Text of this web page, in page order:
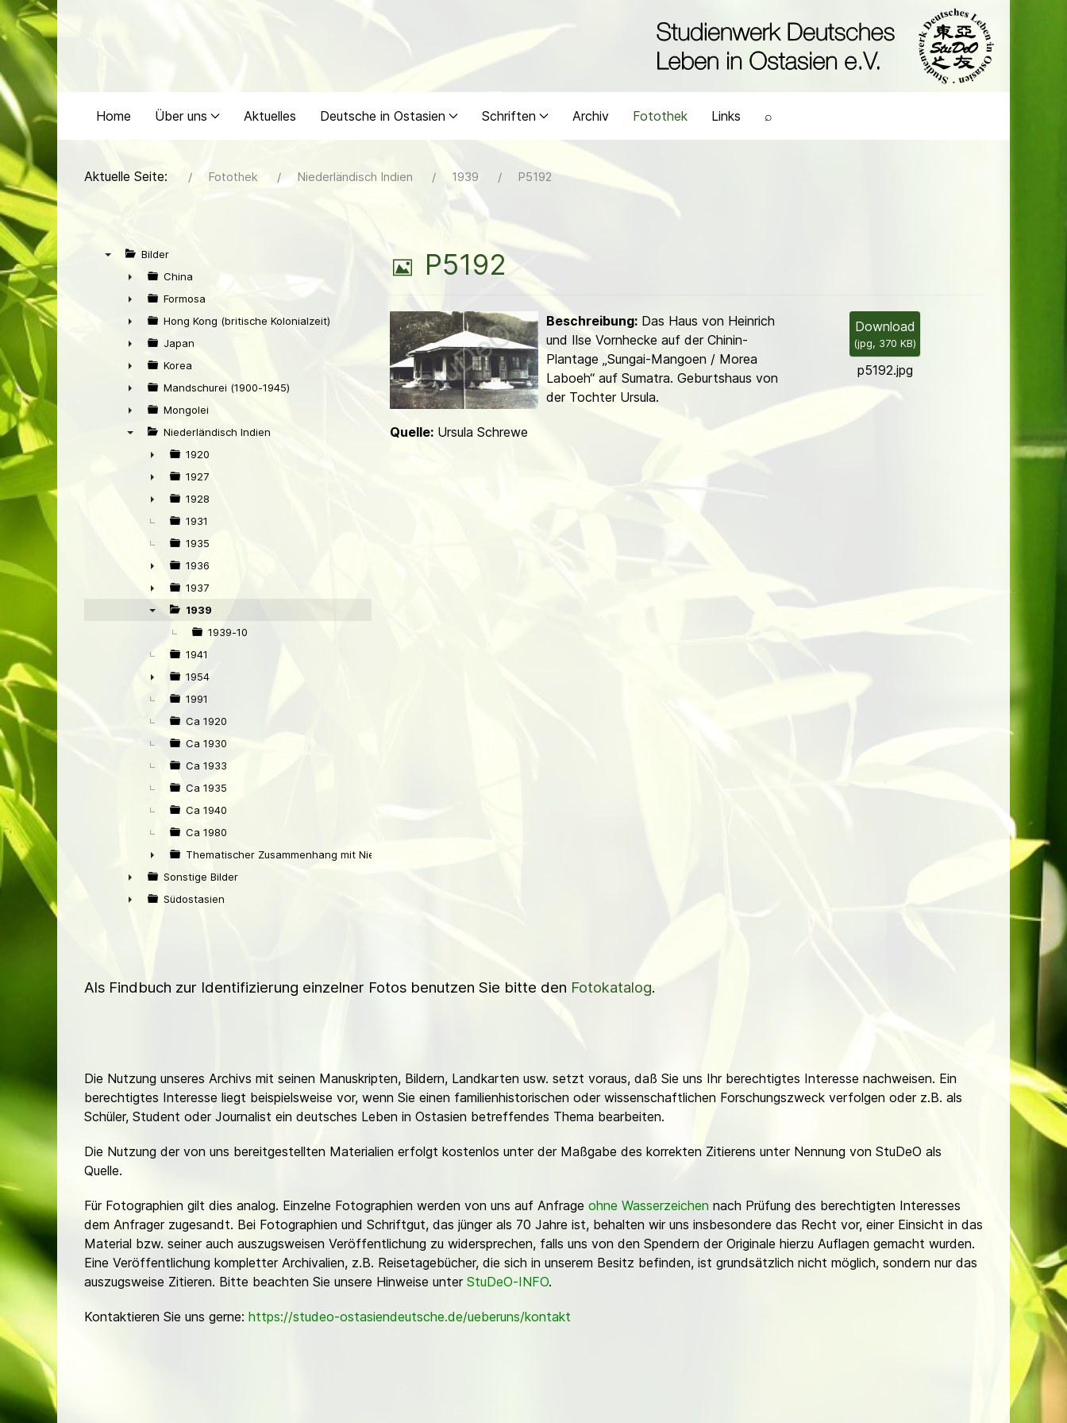
Home Über uns Aktuelles Deutsche in Ostasien Schriften Archiv Fotothek Links ⌕
Aktuelle Seite: Fotothek Niederländisch Indien 1939 P5192
Bilder
►
China
►
Formosa
►
Hong Kong (britische Kolonialzeit)
►
Japan
►
Korea
►
Mandschurei (1900-1945)
►
Mongolei
Niederländisch Indien
►
1920
►
1927
►
1928
1931
1935
►
1936
►
1937
1939
1939-10
1941
►
1954
1991
Ca 1920
Ca 1930
Ca 1933
Ca 1935
Ca 1940
Ca 1980
►
Thematischer Zusammenhang mit Niederl
►
Sonstige Bilder
Südostasien
B
i
l
d
P5192
Download
(jpg, 370 KB)
p5192.jpg
Beschreibung:Das Haus von Heinrich
und Ilse Vornhecke auf der Chinin-
Plantage „Sungai-Mangoen / Morea
Laboeh“ auf Sumatra. Geburtshaus von
der Tochter Ursula.
Quelle:Ursula Schrewe
Als Findbuch zur Identifizierung einzelner Fotos benutzen Sie bitte den Fotokatalog.
Die Nutzung unseres Archivs mit seinen Manuskripten, Bildern, Landkarten usw. setzt voraus, daß Sie uns Ihr berechtigtes Interesse nachweisen. Ein
berechtigtes Interesse liegt beispielsweise vor, wenn Sie einen familienhistorischen oder wissenschaftlichen Forschungszweck verfolgen oder z.B. als
Schüler, Student oder Journalist ein deutsches Leben in Ostasien betreffendes Thema bearbeiten.
Die Nutzung der von uns bereitgestellten Materialien erfolgt kostenlos unter der Maßgabe des korrekten Zitierens unter Nennung von StuDeO als
Quelle.
Für Fotographien gilt dies analog. Einzelne Fotographien werden von uns auf Anfrage ohne Wasserzeichen nach Prüfung des berechtigten Interesses
dem Anfrager zugesandt. Bei Fotographien und Schriftgut, das jünger als 70 Jahre ist, behalten wir uns insbesondere das Recht vor, einer Einsicht in das
Material bzw. seiner auch auszugsweisen Veröffentlichung zu widersprechen, falls uns von den Spendern der Originale hierzu Auflagen gemacht wurden.
Eine Veröffentlichung kompletter Archivalien, z.B. Reisetagebücher, die sich in unserem Besitz befinden, ist grundsätzlich nicht möglich, sondern nur das
auszugsweise Zitieren. Bitte beachten Sie unsere Hinweise unter StuDeO-INFO.
Kontaktieren Sie uns gerne: https://studeo-ostasiendeutsche.de/ueberuns/kontakt